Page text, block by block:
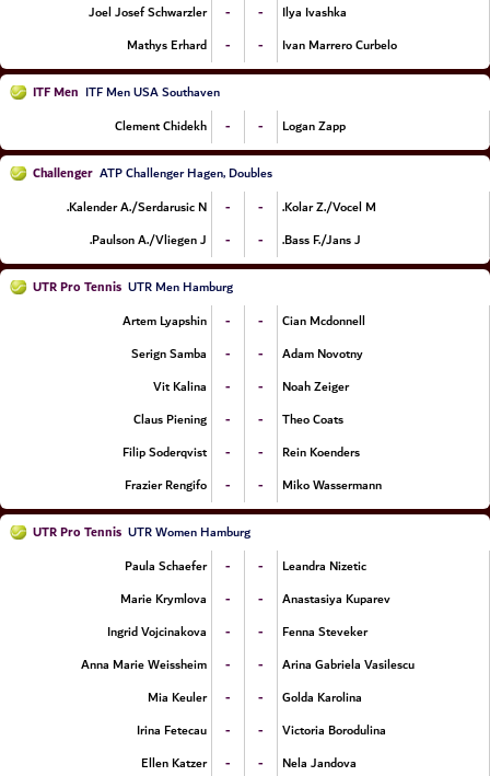
Joel Josef Schwarzler
- -
Ilya Ivashka
Mathys Erhard
- - Ivan Marrero Curbelo
ITF Men ITF Men USA Southaven
Clement Chidekh
- - Logan Zapp
Challenger ATP Challenger Hagen, Doubles
Kalender A./Serdarusic N.
- -
Kolar Z./Vocel M.
Paulson A./Vliegen J.
- - Bass F./Jans J.
UTR Pro Tennis UTR Men Hamburg
Artem Lyapshin
- -
Cian Mcdonnell
Serign Samba
- -
Adam Novotny
Vit Kalina
- -
Noah Zeiger
Claus Piening
- -
Theo Coats
Filip Soderqvist
- -
Rein Koenders
Frazier Rengifo
- - Miko Wassermann
UTR Pro Tennis UTR Women Hamburg
Paula Schaefer
- -
Leandra Nizetic
Marie Krymlova
- -
Anastasiya Kuparev
Ingrid Vojcinakova
- -
Fenna Steveker
Anna Marie Weissheim
- -
Arina Gabriela Vasilescu
Mia Keuler
- -
Golda Karolina
Irina Fetecau
- -
Victoria Borodulina
Ellen Katzer
- - Nela Jandova